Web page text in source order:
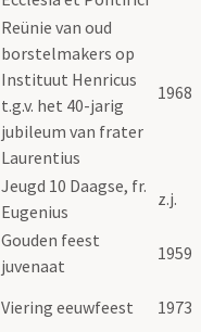
Reünie van oud
borstelmakers op
Instituut Henricus
t.g.v. het 40-jarig
jubileum van frater
Laurentius
1968
Jeugd 10 Daagse, fr.
Eugenius
z.j.
Gouden feest
juvenaat
1959
Viering eeuwfeest
1973